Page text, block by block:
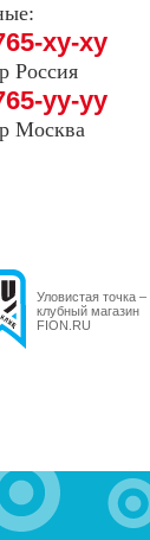
xy-xy
Россия
yy-yy
Москва
Уловистая точка –
клубный магазин
FION.RU
Магазин